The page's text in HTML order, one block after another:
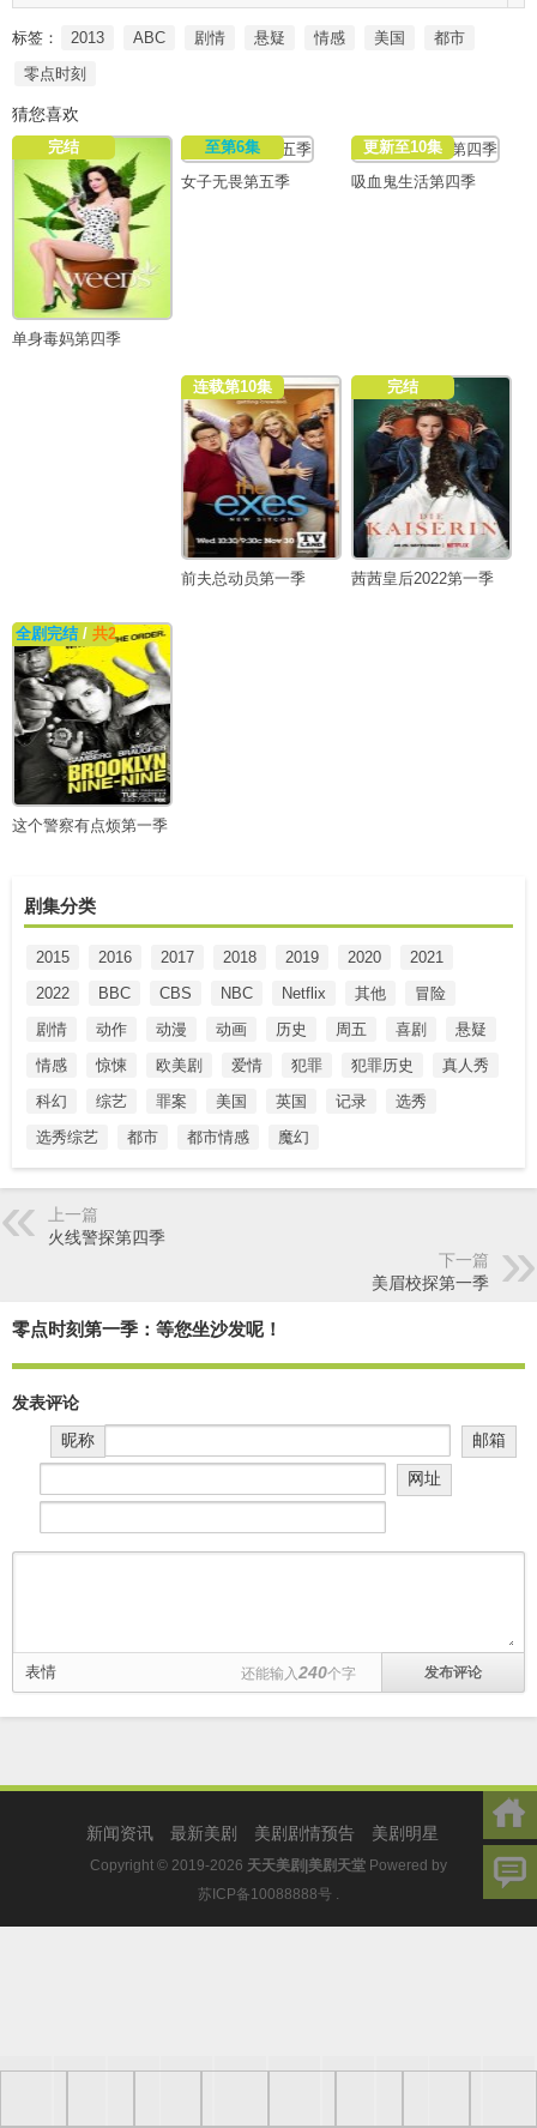
标签： 2013 ABC 剧情 悬疑 情感 美国
都市
零点时刻
猜您喜欢
完结
单身毒妈第四季
至第6集
女子无畏第五季
更新至10集
吸血鬼生活第四季
连载第10集
前夫总动员第一季
完结
茜茜皇后2022第一季
全剧完结 / 共22集
这个警察有点烦第一季
剧集分类
2015 2016 2017 2018 2019 2020
2021
2022
BBC CBS NBC Netflix 其他
冒险
剧情
动作 动漫 动画 历史 周五 喜剧
悬疑
情感
惊悚 欧美剧 爱情 犯罪 犯罪历史
真人秀
科幻
综艺 罪案 美国 英国 记录
选秀
选秀综艺
都市 都市情感 魔幻
上一篇
火线警探第四季
下一篇
美眉校探第一季
零点时刻第一季：等您坐沙发呢！
发表评论
昵称
邮箱
网址
表情 还能输入240个字
新闻资讯 最新美剧 美剧剧情预告 美剧明星
Copyright © 2019-2026 天天美剧|美剧天堂 Powered by
苏ICP备10088888号